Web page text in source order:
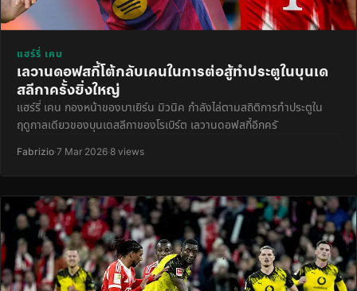
แฮร์รี่ เคน
เลวานดอฟสกี้โต้กลับเคนในการต่อสู้ทำประตูในบุนเด
สลีกาครั้งยิ่งใหญ่
แฮร์รี่ เคน กองหน้าของบาเยิร์น มิวนิค กำลังไล่ตามสถิติการทำประตูใน
ฤดูกาลเดียวของบุนเดสลีกาของโรเบิร์ต เลวานดอฟสกี้อีกครั
Fabrizio·7 Mar 2026·8 views